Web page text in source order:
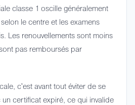
classe 1 oscille généralement
le centre et les examens
Les renouvellements sont moins
pas remboursés par
c'est avant tout éviter de se
certificat expiré, ce qui invalide